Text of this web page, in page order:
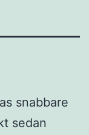
snabbare
sedan